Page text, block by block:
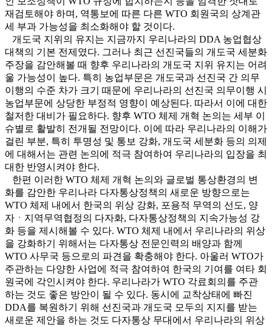
재검토해야 하며, 역통보에 따른 다른 WTO 회원국의 상계관
세 부과 가능성을 최소화해야 할 것이다.
개도국 지위의 유지는 지금까지 우리나라의 DDA 농업협상
대책의 기본 전제였다. 그러나 최근 선진국들의 개도국 세분화
주장을 감안해볼 때 향후 우리나라의 개도국 지위 유지는 어려
울 가능성이 높다. 특히 농업부문은 개도국과 선진국 간 의무
이행의 수준 차가 크기 때문에 우리나라의 선진국 의무이행 시
농업부문에 상당한 부정적 영향이 예상된다. 따라서 이에 대한
철저한 대비가 필요하다. 향후 WTO 체제 개혁 논의는 세부 이
슈별로 활발히 전개될 전망이다. 이에 따라 우리나라의 이해가
걸린 부분, 특히 투명성 및 통보 강화, 개도국 세분화 등의 의제
에 대해서는 관련 논의에 적극 참여하여 우리나라의 입장을 최
대한 반영시켜야 한다.
한편 이러한 WTO 체제 개혁 논의와 글로벌 통상환경의 변
화를 감안한 우리나라 다자통상정책의 새로운 방향으로는
WTO 체제 내에서 한국의 위상 강화, 포용적 무역의 선도, 양
자ㆍ지역무역협정의 다자화, 다자통상정책의 지속가능성 강
화 등을 제시해볼 수 있다. WTO 체제 내에서 우리나라의 위상
을 강화하기 위해서는 다자통상 전문인력의 배양과 함께
WTO 사무국 등으로의 파견을 확충해야 한다. 아울러 WTO가
주관하는 다양한 사업에 적극 참여하여 한국의 기여를 여타 회
원국에 각인시켜야 한다. 우리나라가 WTO 각료회의를 주관
하는 것도 좋은 방안이 될 수 있다. 동시에 교착상태에 빠진
DDA를 복원하기 위해 선진국과 개도국 모두의 지지를 받는
새로운 제안을 하는 것도 다자통상 무대에서 우리나라의 위상